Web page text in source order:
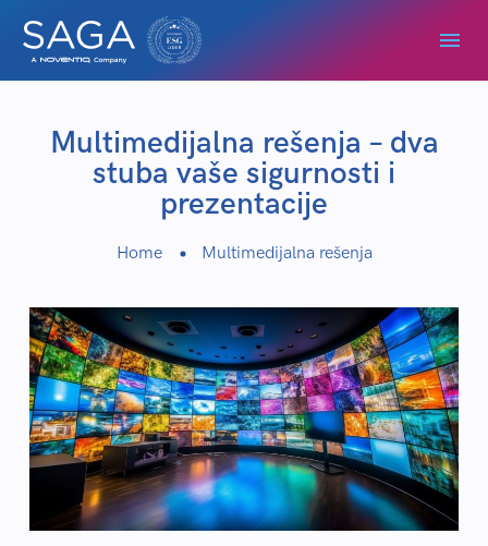
Multimedijalna rešenja – dva
stuba vaše sigurnosti i
prezentacije
Home Multimedijalna rešenja